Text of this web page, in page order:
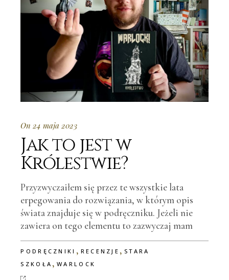
On 24 maja 2023
Jak to jest w
Królestwie?
Przyzwyczaiłem się przez te wszystkie lata
erpegowania do rozwiązania, w którym opis
świata znajduje się w podręczniku. Jeżeli nie
zawiera on tego elementu to zazwyczaj mam
PODRĘCZNIKI , RECENZJE , STARA
SZKOŁA ,WARLOCK